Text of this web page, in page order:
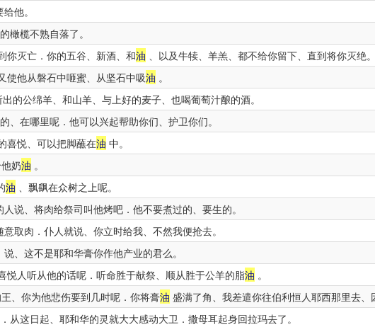
他。
橄榄不熟自落了。
你灭亡．你的五谷、新酒、和油 、以及牛犊、羊羔、都不给你留下、直到将你灭绝。
使他从磐石中咂蜜、从坚石中吸油 。
的公绵羊、和山羊、与上好的麦子、也喝葡萄汁酿的酒。
、在哪里呢．他可以兴起帮助你们、护卫你们。
喜悦、可以把脚蘸在油 中。
奶油 。
油 、飘飖在众树之上呢。
说、将肉给祭司叫他烤吧．他不要煮过的、要生的。
取肉．仆人就说、你立时给我、不然我便抢去。
、这不是耶和华膏你作他产业的君么。
悦人听从他的话呢．听命胜于献祭、顺从胜于公羊的脂油 。
、你为他悲伤要到几时呢．你将膏油 盛满了角、我差遣你往伯利恒人耶西那里去、
从这日起、耶和华的灵就大大感动大卫．撒母耳起身回拉玛去了。